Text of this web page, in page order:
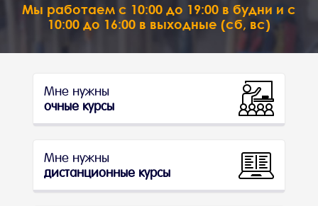
Мы работаем с 10:00 до 19:00 в будни и с
10:00 до 16:00 в выходные (сб, вс)
Мне нужны
очные курсы
Мне нужны
дистанционные курсы